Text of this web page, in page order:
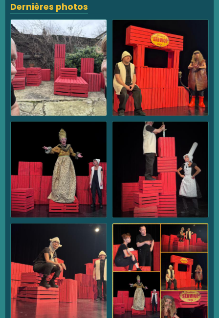
Dernières photos